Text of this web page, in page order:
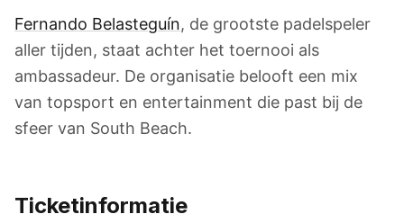
Fernando Belasteguín, de grootste padelspeler
aller tijden, staat achter het toernooi als
ambassadeur. De organisatie belooft een mix
van topsport en entertainment die past bij de
sfeer van South Beach.
Ticketinformatie